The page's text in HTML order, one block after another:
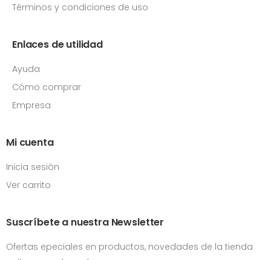
Términos y condiciones de uso
Enlaces de utilidad
Ayuda
Cómo comprar
Empresa
Mi cuenta
Inicia sesión
Ver carrito
Suscríbete a nuestra Newsletter
Ofertas epeciales en productos, novedades de la tienda